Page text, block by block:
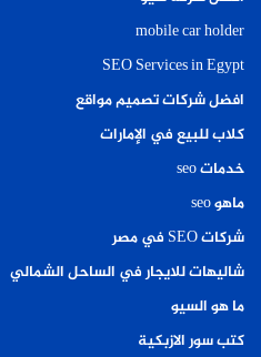
mobile car holder
SEO Services in Egypt
افضل شركات تصميم مواقع
كلاب للبيع في الإمارات
خدمات seo
ماهو seo
شركات SEO في مصر
شاليهات للايجار في الساحل الشمالي
ما هو السيو
كتب سور الازبكية